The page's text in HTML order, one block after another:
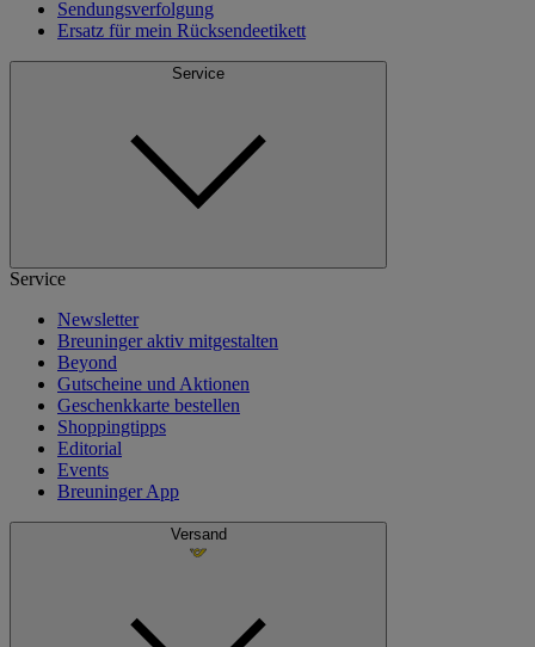
Sendungsverfolgung
Ersatz für mein Rücksendeetikett
Service
Service
Newsletter
Breuninger aktiv mitgestalten
Beyond
Gutscheine und Aktionen
Geschenkkarte bestellen
Shoppingtipps
Editorial
Events
Breuninger App
Versand